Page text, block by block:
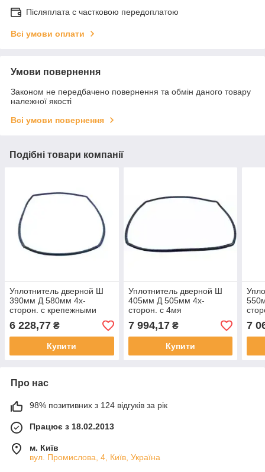
Післяплата с частковою передоплатою
Всі умови оплати
Умови повернення
Законом не передбачено повернення та обмін даного товару
належної якості
Всі умови повернення
Подібні товари компанії
Уплотнитель дверной Ш
390мм Д 580мм 4х-
сторон. с крепежными
крючками для Ambassade
6 228,77 ₴
Купити
Уплотнитель дверной Ш
405мм Д 505мм 4х-
сторон. с 4мя
крепежными крючками
для Ambassade
7 994,17₴
Купити
7
Про нас
98% позитивних з 124 відгуків за рік
Працює з 18.02.2013
м. Київ
вул. Промислова, 4, Київ, Україна